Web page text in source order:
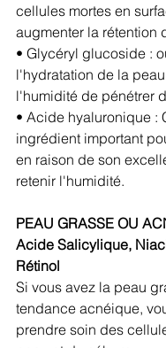
cellules mortes en
augmenter la rétention
• Glycéryl glucoside :
l'hydratation de la
l'humidité de pénétrer
• Acide hyaluronique :
ingrédient important
en raison de son
retenir l'humidité.
PEAU GRASSE OU
Acide Salicylique,
Rétinol
Si vous avez la peau
tendance acnéique,
prendre soin des